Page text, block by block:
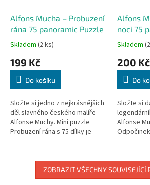
Alfons Mucha – Probuzení
rána 75 panoramic Puzzle
Skladem (2 ks)
199 Kč
Do košíku
Složte si jedno z nejkrásnějších
děl slavného českého malíře
Alfonse Muchy. Mini puzzle
Probuzení rána s 75 dílky je
Alfons
noci 75
Skladem
200 Kč
Do
Složte si
Alfonse
ZOBRAZIT VŠECHNY SOUVISEJÍCÍ